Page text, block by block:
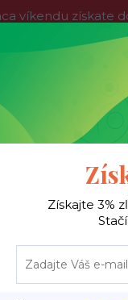
víkendu
nedele, tak
Jedálenské stoly
Jedálenský
Získajte 3%